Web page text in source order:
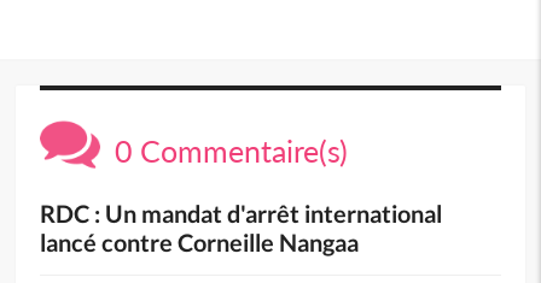
0 Commentaire(s)
RDC : Un mandat d'arrêt international
lancé contre Corneille Nangaa